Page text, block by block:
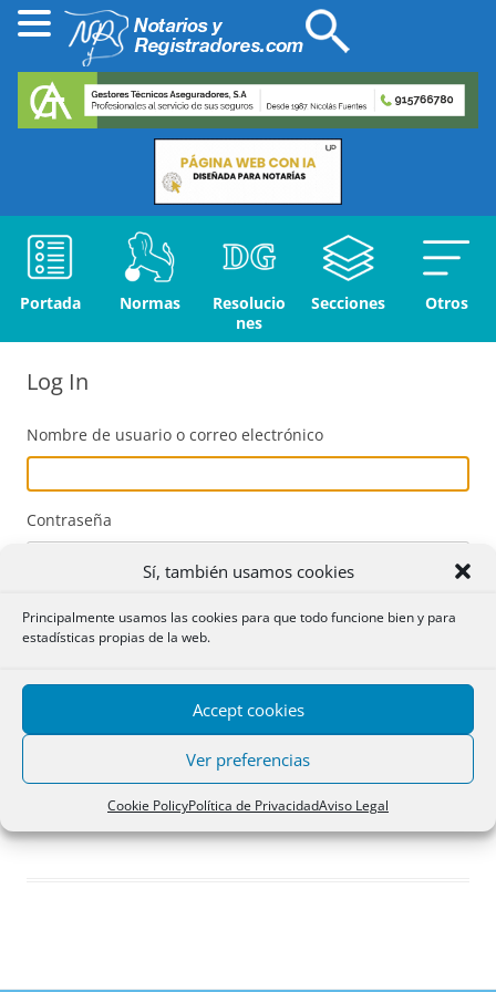
Sí, también usamos cookies
Principalmente usamos las cookies para que todo funcione bien y para
estadísticas propias de la web.
Accept cookies
Ver preferencias
Cookie PolicyPolítica de PrivacidadAviso Legal
Portada Normas
Resolucio
nes
Secciones Otros
Log In
Nombre de usuario o correo electrónico
Contraseña
Acceder
Registro
¿Has olvidado tu contraseña?